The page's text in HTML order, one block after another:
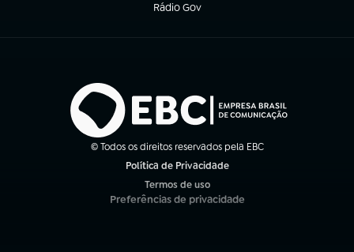
Rádio Gov
(abre em nova aba)
© Todos os direitos reservados pela EBC
Política de Privacidade
Termos de uso
(abre em nova aba)
Preferências de privacidade